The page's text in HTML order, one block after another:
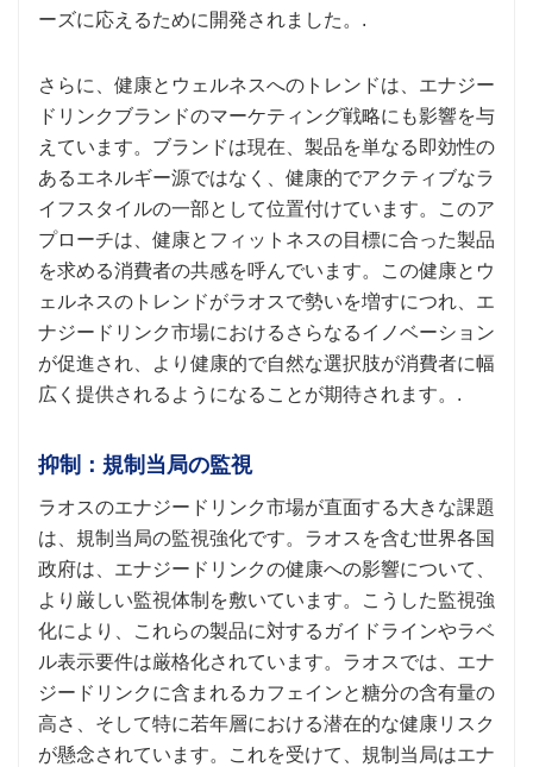
ーズに応えるために開発されました。.
さらに、健康とウェルネスへのトレンドは、エナジー
ドリンクブランドのマーケティング戦略にも影響を与
えています。ブランドは現在、製品を単なる即効性の
あるエネルギー源ではなく、健康的でアクティブなラ
イフスタイルの一部として位置付けています。このア
プローチは、健康とフィットネスの目標に合った製品
を求める消費者の共感を呼んでいます。この健康とウ
ェルネスのトレンドがラオスで勢いを増すにつれ、エ
ナジードリンク市場におけるさらなるイノベーション
が促進され、より健康的で自然な選択肢が消費者に幅
広く提供されるようになることが期待されます。.
抑制：規制当局の監視
ラオスのエナジードリンク市場が直面する大きな課題
は、規制当局の監視強化です。ラオスを含む世界各国
政府は、エナジードリンクの健康への影響について、
より厳しい監視体制を敷いています。こうした監視強
化により、これらの製品に対するガイドラインやラベ
ル表示要件は厳格化されています。ラオスでは、エナ
ジードリンクに含まれるカフェインと糖分の含有量の
高さ、そして特に若年層における潜在的な健康リスク
が懸念されています。これを受けて、規制当局はエナ